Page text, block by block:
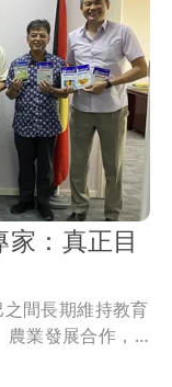
：真正目
間長期維持教育
業發展合作，